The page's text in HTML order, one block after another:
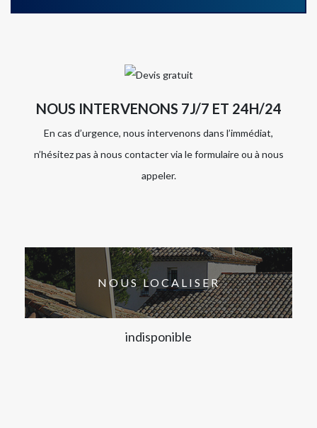
NOUS INTERVENONS 7J/7 ET 24H/24
En cas d’urgence, nous intervenons dans l’immédiat,
n’hésitez pas à nous contacter via le formulaire ou à nous
appeler.
NOUS LOCALISER
indisponible